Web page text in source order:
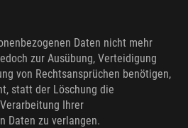
Daten nicht mehr
zur Ausübung, Verteidigung
von Rechtsansprüchen benötigen,
statt der Löschung die
Ihrer
Daten zu verlangen.